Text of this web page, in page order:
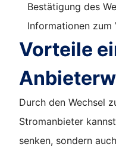
Bestätigung des
Informationen zum
Vorteile
Durch den Wechsel
Stromanbieter
senken, sondern